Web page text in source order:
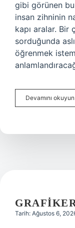
gibi görünen
insan zihninin
kapı aralar.
sorduğunda
öğrenmek
Devamını okuyun
Tarih: Ağustos 6,